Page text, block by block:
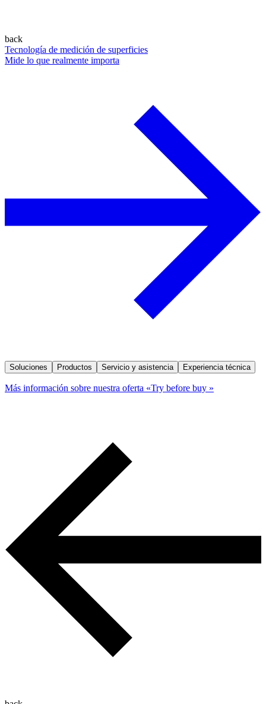
back
Tecnología de medición de superficies
Mide lo que realmente importa
Soluciones Productos Servicio y asistencia Experiencia técnica
Más información sobre nuestra oferta «Try before buy »